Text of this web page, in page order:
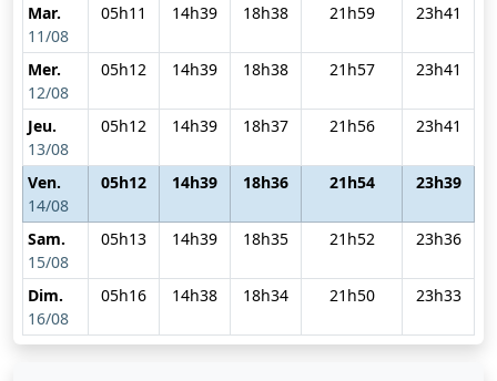
Mar.
11/08
05h11 14h39 18h38 21h59 23h41
Mer.
12/08
05h12 14h39 18h38 21h57 23h41
Jeu.
13/08
05h12 14h39 18h37 21h56 23h41
Ven.
14/08
05h12 14h39 18h36 21h54 23h39
Sam.
15/08
05h13 14h39 18h35 21h52 23h36
Dim.
16/08
05h16 14h38 18h34 21h50 23h33